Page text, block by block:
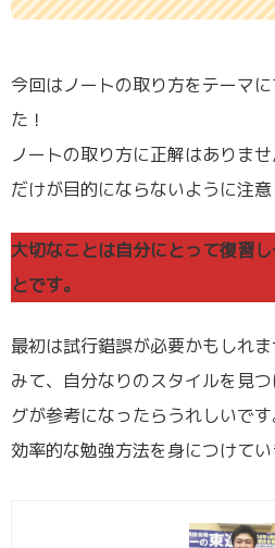
今回はノートの取り方をテーマ
た！
ノートの取り方に正解はありま
だけが目的にならないように注意
大切なことは自分にとって復習
とです。
最初は試行錯誤が必要かもしれ
みて、自分なりのスタイルを見
グが参考になったらうれしいです
効率的な勉強方法を身につけてい